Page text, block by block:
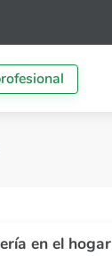
en el hogar